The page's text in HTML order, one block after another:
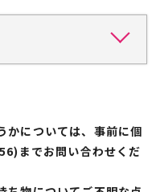
かについては、事前に個
までお問い合わせくだ